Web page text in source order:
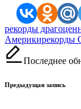
Метки:
рекорды
Америки
Последнее
Навигация
Предыдущая запись